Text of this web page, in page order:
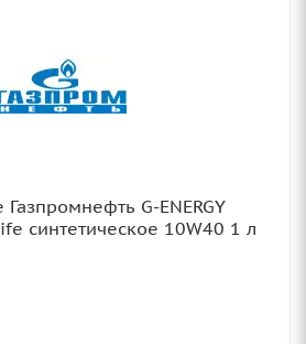
G-ENERGY
синтетическое 10W40 1 л